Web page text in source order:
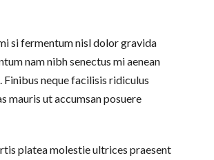
si fermentum nisl dolor gravida
nam nibh senectus mi aenean
neque facilisis ridiculus
mauris ut accumsan posuere
platea molestie ultrices praesent